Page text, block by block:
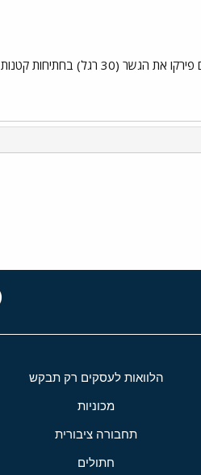
משטרת רומניה עצרה 2 גברים צעירים לאחר שאלה נתפסו מוכרים חלקים מגשר של מסילת רכבת אשר עוברת מעל נהר. השתיים פירקו את הגשר (30 רגל) בחתיחות קטנות
הלוואות לעסקים רק תבקש
מכוניות
תחבורה ציבורית
חתולים